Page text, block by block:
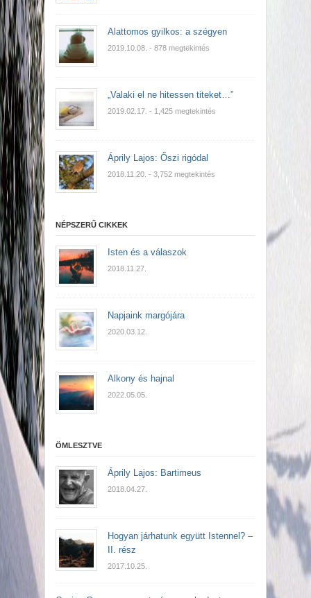
Alattomos gyilkos: a szégyen
2019.10.08. - 878 megtekintés
„Valaki el ne hitessen titeket…”
2019.02.17. - 1,425 megtekintés
Áprily Lajos: Őszi rigódal
2018.11.20. - 3,752 megtekintés
NÉPSZERŰ CIKKEK
Isten és a válaszok
2018.11.27.
Napjaink margójára
2020.03.12.
Alkony és hajnal
2022.05.05.
ÖMLESZTVE
Áprily Lajos: Bartimeus
2018.04.27.
Hogyan járhatunk együtt Istennel? –
II. rész
2017.10.25.